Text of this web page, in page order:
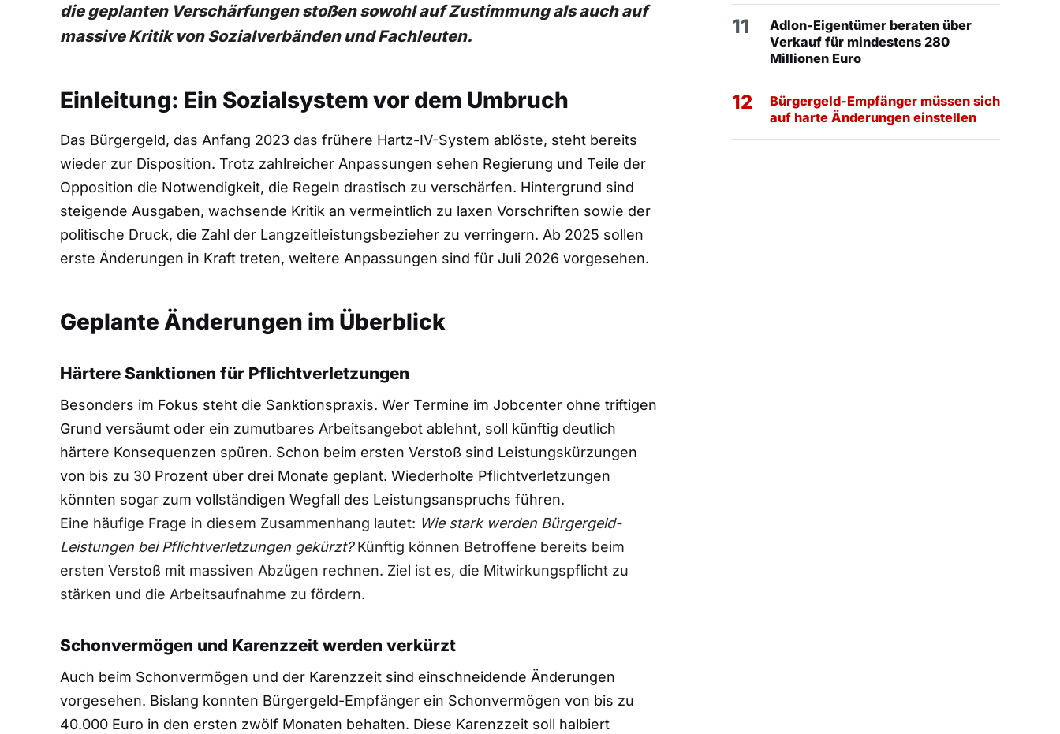
die geplanten Verschärfungen stoßen sowohl auf Zustimmung als auch auf
massive Kritik von Sozialverbänden und Fachleuten.
Einleitung: Ein Sozialsystem vor dem Umbruch
Das Bürgergeld, das Anfang 2023 das frühere Hartz-IV-System ablöste, steht bereits
wieder zur Disposition. Trotz zahlreicher Anpassungen sehen Regierung und Teile der
Opposition die Notwendigkeit, die Regeln drastisch zu verschärfen. Hintergrund sind
steigende Ausgaben, wachsende Kritik an vermeintlich zu laxen Vorschriften sowie der
politische Druck, die Zahl der Langzeitleistungsbezieher zu verringern. Ab 2025 sollen
erste Änderungen in Kraft treten, weitere Anpassungen sind für Juli 2026 vorgesehen.
Geplante Änderungen im Überblick
Härtere Sanktionen für Pflichtverletzungen
Besonders im Fokus steht die Sanktionspraxis. Wer Termine im Jobcenter ohne triftigen
Grund versäumt oder ein zumutbares Arbeitsangebot ablehnt, soll künftig deutlich
härtere Konsequenzen spüren. Schon beim ersten Verstoß sind Leistungskürzungen
von bis zu 30 Prozent über drei Monate geplant. Wiederholte Pflichtverletzungen
könnten sogar zum vollständigen Wegfall des Leistungsanspruchs führen.
Eine häufige Frage in diesem Zusammenhang lautet: Wie stark werden Bürgergeld-
Leistungen bei Pflichtverletzungen gekürzt?Künftig können Betroffene bereits beim
ersten Verstoß mit massiven Abzügen rechnen. Ziel ist es, die Mitwirkungspflicht zu
stärken und die Arbeitsaufnahme zu fördern.
Schonvermögen und Karenzzeit werden verkürzt
Auch beim Schonvermögen und der Karenzzeit sind einschneidende Änderungen
vorgesehen. Bislang konnten Bürgergeld-Empfänger ein Schonvermögen von bis zu
40.000 Euro in den ersten zwölf Monaten behalten. Diese Karenzzeit soll halbiert
11
Adlon-Eigentümer beraten über
Verkauf für mindestens 280
Millionen Euro
12
Bürgergeld-Empfänger müssen sich
auf harte Änderungen einstellen